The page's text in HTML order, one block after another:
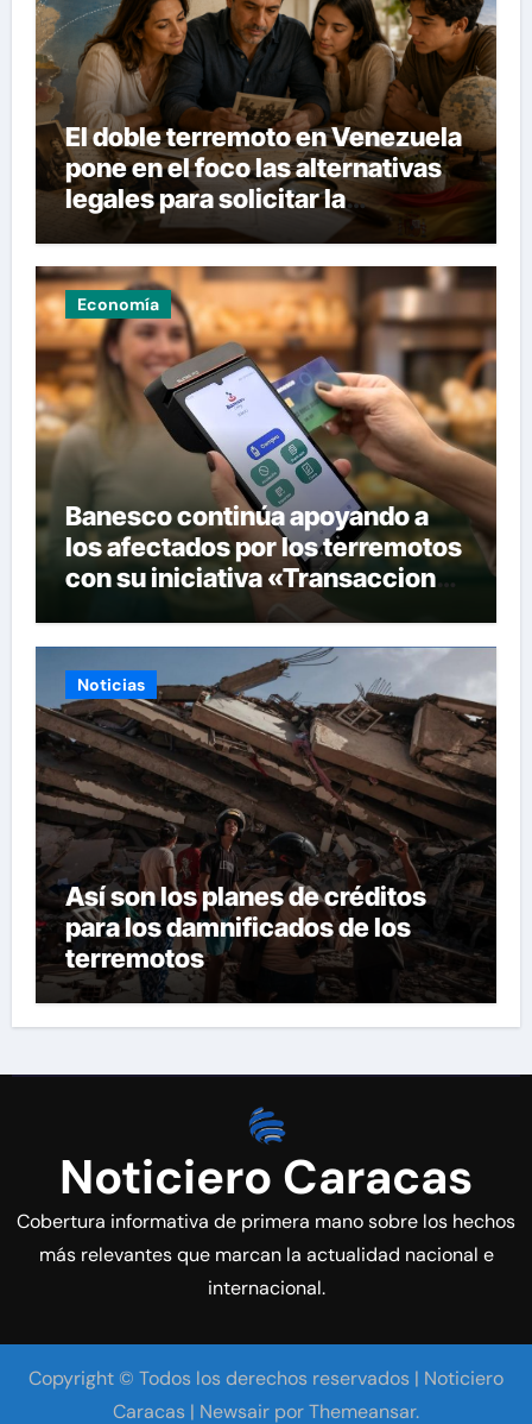
El doble terremoto en Venezuela
pone en el foco las alternativas
legales para solicitar la
nacionalidad por parte de
personas con vínculos
familiares en España y Portugal
Economía
Banesco continúa apoyando a
los afectados por los terremotos
con su iniciativa «Transacciones
Noticias
Así son los planes de créditos
para los damnificados de los
terremotos
Noticiero Caracas
Cobertura informativa de primera mano sobre los hechos
más relevantes que marcan la actualidad nacional e
internacional.
Copyright © Todos los derechos reservados | Noticiero
Caracas | Newsair porThemeansar.